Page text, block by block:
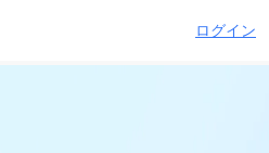
ログイン